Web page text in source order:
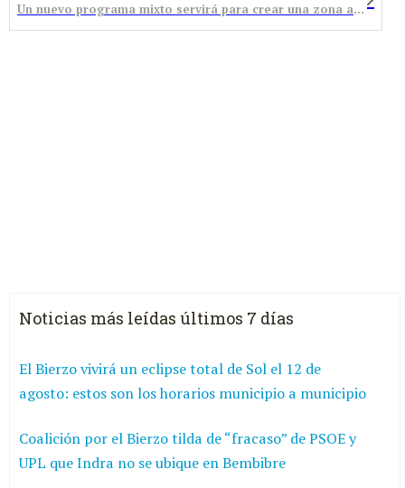
Un nuevo programa mixto servirá para crear una zona ajardinada en el entorno del Bembibre Arena
Noticias más leídas últimos 7 días
El Bierzo vivirá un eclipse total de Sol el 12 de
agosto: estos son los horarios municipio a municipio
Coalición por el Bierzo tilda de “fracaso” de PSOE y
UPL que Indra no se ubique en Bembibre